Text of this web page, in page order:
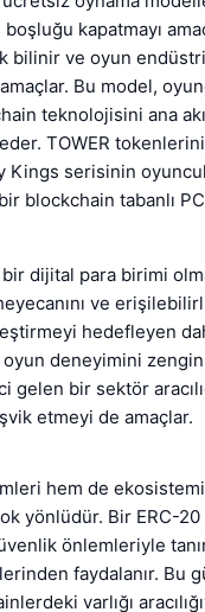
kapatmayı
bilinir ve oyun
Bu model,
teknolojisini ana
TOWER
Kings serisinin
blockchain tabanlı
dijital para birimi
ve
hedefleyen
oyun deneyimini
gelen bir sektör
etmeyi de amaçlar.
hem de
yönlüdür. Bir ERC-20
önlemleriyle
faydalanır. Bu
varlığı